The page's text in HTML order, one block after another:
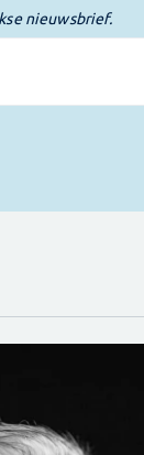
nieuwsbrief.